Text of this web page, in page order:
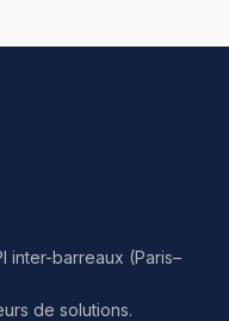
inter-barreaux (Paris–
de solutions.